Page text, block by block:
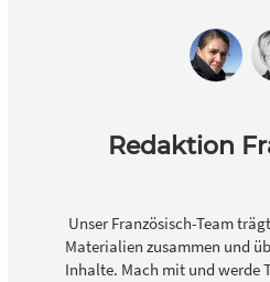
Redaktion
Unser Französisch-Team
Materialien zusammen und
Inhalte. Mach mit und werde